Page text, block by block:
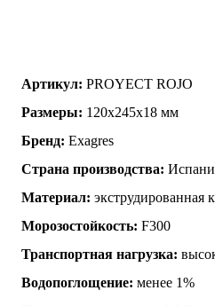
Артикул: PROYECT ROJO
Размеры: 120x245x18 мм
Бренд: Exagres
Страна производства:
Материал: экструдированная
Морозостойкость: F300
Транспортная нагрузка:
Водопоглощение: менее 1%